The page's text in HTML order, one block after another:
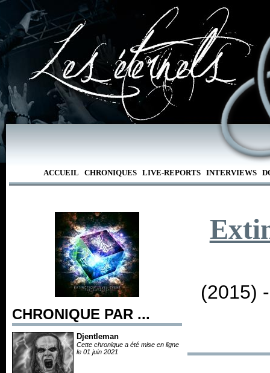
ACCUEIL CHRONIQUES LIVE-REPORTS INTERVIEWS
CHRONIQUE PAR ...
Djentleman
Cette chronique a été mise en ligne
le 01 juin 2021
(2015)